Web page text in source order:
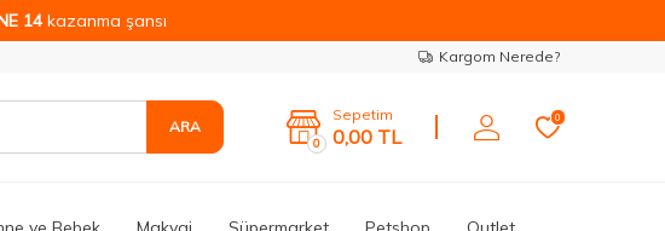
14kazanma şansı
Kargom Nerede?
ARA
0
Sepetim
0,00 TL
0